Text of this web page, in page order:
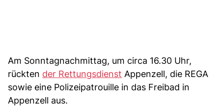
Am Sonntagnachmittag, um circa 16.30 Uhr,
rückten der Rettungsdienst Appenzell, die REGA
sowie eine Polizeipatrouille in das Freibad in
Appenzell aus.